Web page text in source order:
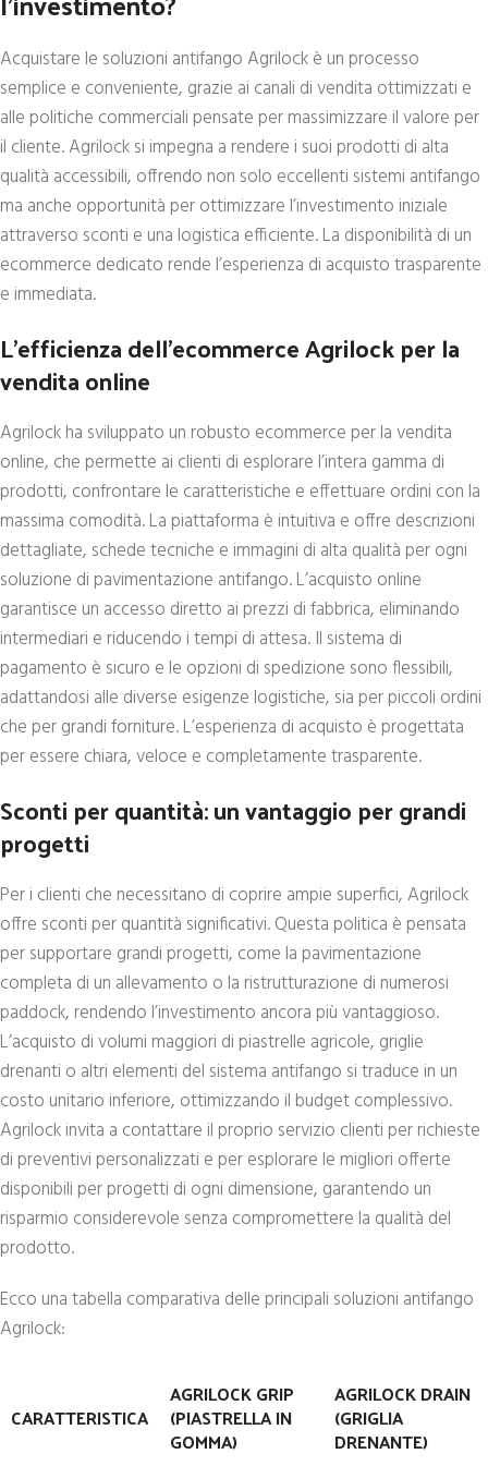
Acquistare le soluzioni antifango Agrilock è un processo
semplice e conveniente, grazie ai canali di vendita ottimizzati e
alle politiche commerciali pensate per massimizzare il valore per
il cliente. Agrilock si impegna a rendere i suoi prodotti di alta
qualità accessibili, offrendo non solo eccellenti sistemi antifango
ma anche opportunità per ottimizzare l’investimento iniziale
attraverso sconti e una logistica efficiente. La disponibilità di un
ecommerce dedicato rende l’esperienza di acquisto trasparente
e immediata.
L’efficienza dell’ecommerce Agrilock per la
vendita online
Agrilock ha sviluppato un robusto ecommerce per la vendita
online, che permette ai clienti di esplorare l’intera gamma di
prodotti, confrontare le caratteristiche e effettuare ordini con la
massima comodità. La piattaforma è intuitiva e offre descrizioni
dettagliate, schede tecniche e immagini di alta qualità per ogni
soluzione di pavimentazione antifango. L’acquisto online
garantisce un accesso diretto ai prezzi di fabbrica, eliminando
intermediari e riducendo i tempi di attesa. Il sistema di
pagamento è sicuro e le opzioni di spedizione sono flessibili,
adattandosi alle diverse esigenze logistiche, sia per piccoli ordini
che per grandi forniture. L’esperienza di acquisto è progettata
per essere chiara, veloce e completamente trasparente.
Sconti per quantità: un vantaggio per grandi
progetti
Per i clienti che necessitano di coprire ampie superfici, Agrilock
offre sconti per quantità significativi. Questa politica è pensata
per supportare grandi progetti, come la pavimentazione
completa di un allevamento o la ristrutturazione di numerosi
paddock, rendendo l’investimento ancora più vantaggioso.
L’acquisto di volumi maggiori di piastrelle agricole, griglie
drenanti o altri elementi del sistema antifango si traduce in un
costo unitario inferiore, ottimizzando il budget complessivo.
Agrilock invita a contattare il proprio servizio clienti per richieste
di preventivi personalizzati e per esplorare le migliori offerte
disponibili per progetti di ogni dimensione, garantendo un
risparmio considerevole senza compromettere la qualità del
prodotto.
Ecco una tabella comparativa delle principali soluzioni antifango
Agrilock:
CARATTERISTICA
AGRILOCK GRIP
(PIASTRELLA IN
GOMMA)
AGRILOCK DRAIN
(GRIGLIA
DRENANTE)